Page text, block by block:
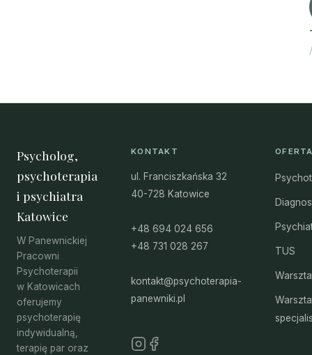
/
Psycholog,
psychoterapia
i psychiatra
Katowice
W Panewnickiej
Pracowni
Psychoterapii
w Katowicach
oferujemy
psychoterapię
indywidualną,
terapię par oraz
KONTAKT
ul. Franciszkańska 32
40-728 Katowice
+48 694 024 656
+48 731 028 267
kontakt@psychoterapia-
panewniki.pl
TUS